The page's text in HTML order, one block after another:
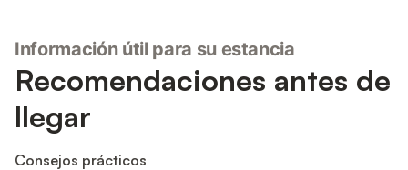
Información útil para su estancia
Recomendaciones antes de
llegar
Consejos prácticos